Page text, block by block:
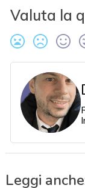
Valuta la
Leggi